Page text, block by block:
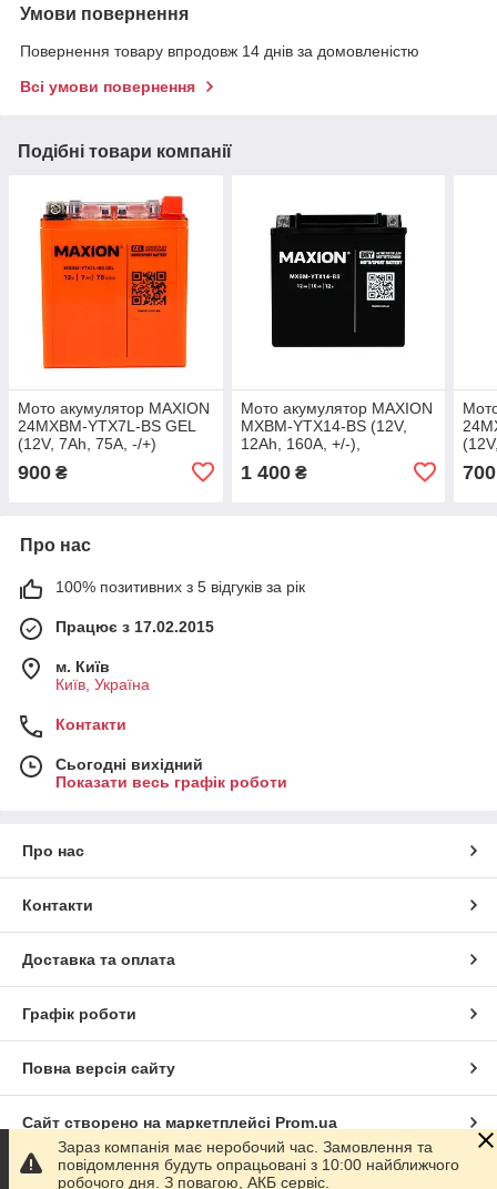
Умови повернення
Повернення товару впродовж 14 днів за домовленістю
Всі умови повернення
Подібні товари компанії
Мото акумулятор MAXION
24MXBM-YTX7L-BS GEL
(12V, 7Ah, 75A, -/+)
900 ₴
Мото акумулятор MAXION
MXBM-YTX14-BS (12V,
12Ah, 160A, +/-),
електроліта
1 400₴ 700
Про нас
100% позитивних з 5 відгуків за рік
Працює з 17.02.2015
м. Київ
Київ, Україна
Контакти
Сьогодні вихідний
Показати весь графік роботи
Про нас
Контакти
Доставка та оплата
Графік роботи
Повна версія сайту
Сайт створено на маркетплейсі Prom.ua
Політика конфіденційності
Зараз компанія має неробочий час. Замовлення та
повідомлення будуть опрацьовані з 10:00 найближчого
робочого дня. З повагою, АКБ сервіс.